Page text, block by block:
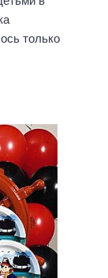
только